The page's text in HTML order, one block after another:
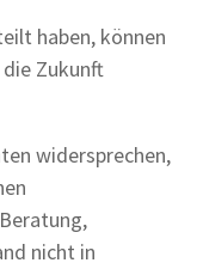
haben, können
Zukunft
widersprechen,
nicht in